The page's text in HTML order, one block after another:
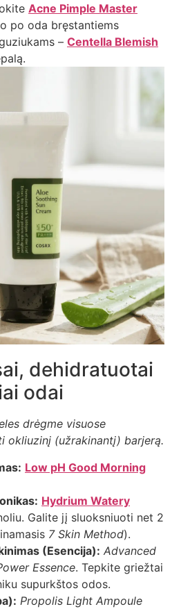
Acne Pimple Master
po oda bręstantiems
– Centella Blemish
dehidratuotai
odai
drėgme visuose
okliuzinį (užrakinantį) barjerą.
Low pH Good Morning
Hydrium Watery
Galite jį sluoksniuoti net 2
7 Skin Method).
(Esencija): Advanced
Essence. Tepkite griežtai
supurkštos odos.
Propolis Light Ampoule